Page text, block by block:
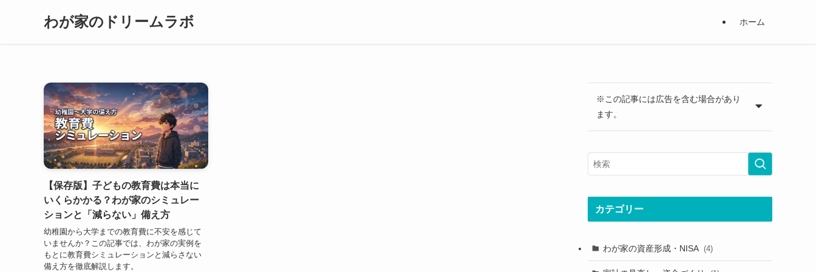
わが家のドリームラボ ホーム
【保存版】子どもの教育費は本当に
いくらかかる？わが家のシミュレー
ションと「減らない」備え方
幼稚園から大学までの教育費に不安を感じて
いませんか？この記事では、わが家の実例を
もとに教育費シミュレーションと減らさない
備え方を徹底解説します。
※この記事には広告を含む場合があり
ます。
カテゴリー
わが家の資産形成・NISA (4)